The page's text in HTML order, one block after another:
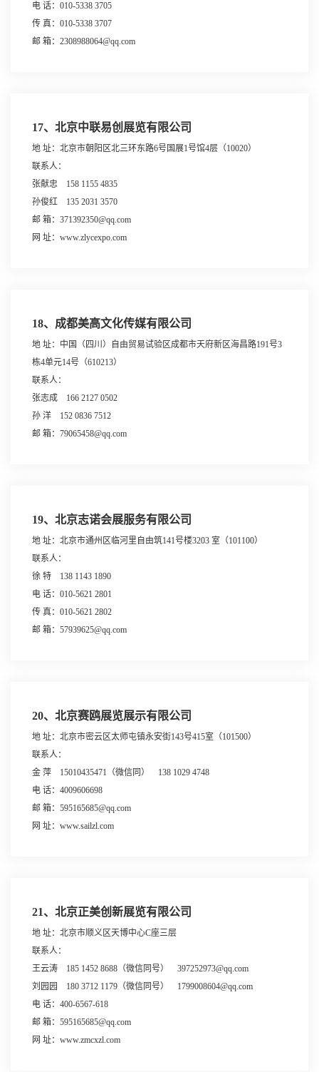
电 话：010-5338 3705
传 真：010-5338 3707
邮 箱：2308988064@qq.com
17、北京中联易创展览有限公司
地 址：北京市朝阳区北三环东路6号国展1号馆4层（10020）
联系人：
张献忠 158 1155 4835
孙俊红 135 2031 3570
邮 箱：371392350@qq.com
网 址：www.zlycexpo.com
18、成都美高文化传媒有限公司
地 址：中国（四川）自由贸易试验区成都市天府新区海昌路191号3
栋4单元14号（610213）
联系人：
张志成 166 2127 0502
孙 洋 152 0836 7512
邮 箱：79065458@qq.com
19、北京志诺会展服务有限公司
地 址：北京市通州区临河里自由筑141号楼3203 室（101100）
联系人：
徐 特 138 1143 1890
电 话：010-5621 2801
传 真：010-5621 2802
邮 箱：57939625@qq.com
20、北京赛鸥展览展示有限公司
地 址：北京市密云区太师屯镇永安街143号415室（101500）
联系人：
金 萍 15010435471（微信同） 138 1029 4748
电 话：4009606698
邮 箱：595165685@qq.com
网 址：www.sailzl.com
21、北京正美创新展览有限公司
地 址：北京市顺义区天博中心C座三层
联系人：
王云涛 185 1452 8688（微信同号） 397252973@qq.com
刘园园 180 3712 1179（微信同号） 1799008604@qq.com
电 话：400-6567-618
邮 箱：595165685@qq.com
网 址：www.zmcxzl.com